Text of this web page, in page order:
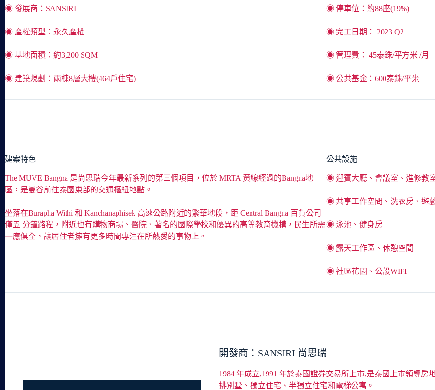
◉ 發展商：SANSIRI
◉ 產權類型：永久產權
◉ 基地面積：約3,200 SQM
◉ 建築規劃：兩棟8層大樓(464戶住宅)
◉ 停車位：約88座(19%)
◉ 完工日期： 2023 Q2
◉ 管理費： 45泰銖/平方米 /月
◉ 公共基金：600泰銖/平米
建案特色
The MUVE Bangna 是尚思瑞今年最新系列的第三個項目，位於 MRTA 黃線經過的Bangna地
區，是曼谷前往泰國東部的交通樞紐地點。
坐落在Burapha Withi 和 Kanchanaphisek 高速公路附近的繁華地段，距 Central Bangna 百貨公司
僅五 分鐘路程，附近也有購物商場、醫院、著名的國際學校和優異的高等教育機構，民生所需
一應俱全，讓居住者擁有更多時間專注在所熱愛的事物上。
公共設施
◉ 迎賓大廳、會議室、進修教
◉ 共享工作空間、洗衣房、遊
◉ 泳池、健身房
◉ 露天工作區、休憩空間
◉ 社區花園、公設WIFI
開發商：SANSIRI 尚思瑞
1984 年成立,1991 年於泰國證券交易所上市,是泰國上市領導
排別墅、獨立住宅、半獨立住宅和電梯公寓。